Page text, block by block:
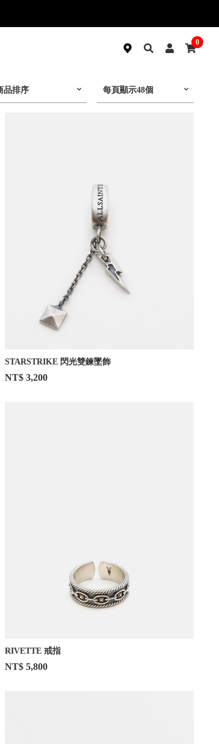
0
品排序 每頁顯示48個
STARSTRIKE 閃光雙鍊墜飾
NT$ 3,200
RIVETTE 戒指
NT$ 5,800